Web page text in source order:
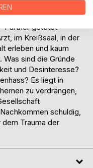
sie ist wütend und will
Deutschland jeden
Partner getötet
im Kreißsaal, in der
erleben und kaum
sind die Gründe
und Desinteresse?
Es liegt in
zu verdrängen,
schuldig,
Trauma der